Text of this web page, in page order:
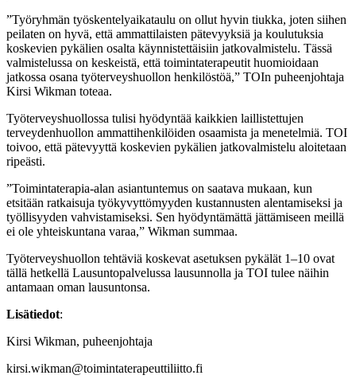
”Työryhmän työskentelyaikataulu on ollut hyvin tiukka, joten siihen
peilaten on hyvä, että ammattilaisten pätevyyksiä ja koulutuksia
koskevien pykälien osalta käynnistettäisiin jatkovalmistelu. Tässä
valmistelussa on keskeistä, että toimintaterapeutit huomioidaan
jatkossa osana työterveyshuollon henkilöstöä,” TOIn puheenjohtaja
Kirsi Wikman toteaa.
Työterveyshuollossa tulisi hyödyntää kaikkien laillistettujen
terveydenhuollon ammattihenkilöiden osaamista ja menetelmiä. TOI
toivoo, että pätevyyttä koskevien pykälien jatkovalmistelu aloitetaan
ripeästi.
”Toimintaterapia-alan asiantuntemus on saatava mukaan, kun
etsitään ratkaisuja työkyvyttömyyden kustannusten alentamiseksi ja
työllisyyden vahvistamiseksi. Sen hyödyntämättä jättämiseen meillä
ei ole yhteiskuntana varaa,” Wikman summaa.
Työterveyshuollon tehtäviä koskevat asetuksen pykälät 1–10 ovat
tällä hetkellä Lausuntopalvelussa lausunnolla ja TOI tulee näihin
antamaan oman lausuntonsa.
Lisätiedot:
Kirsi Wikman, puheenjohtaja
kirsi.wikman@toimintaterapeuttiliitto.fi